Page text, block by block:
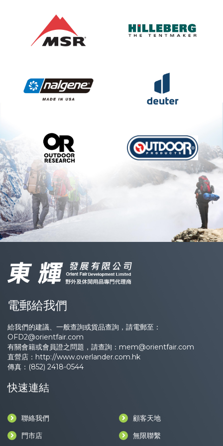
電郵給我們
給我們的建議、一般查詢或貨品查詢，請電郵至：
OFD2@orientfair.com
有關會籍或會員證之問題，請查詢： mem@orientfair.com
直營店： http://www.overlander.com.hk
傳真：(852) 2418-0544
快速連結
聯絡我們
門市店
顧客天地
無限聯繫